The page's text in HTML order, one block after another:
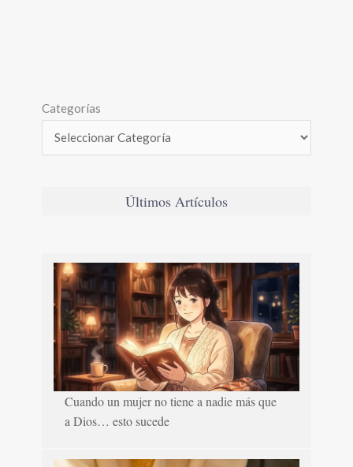
Categorías
Últimos Artículos
Cuando un mujer no tiene a nadie más que
a Dios… esto sucede